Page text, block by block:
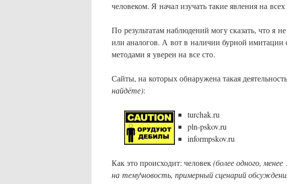
человеком. Я начал изучать такие явления на
По результатам наблюдений могу сказать, что я
или аналогов. А вот в наличии бурной имитации
методами я уверен на все сто.
Сайты, на которых обнаружена такая деятельность
найдёте):
turchak.ru
pln-pskov.ru
informpskov.ru
Как это происходит: человек(более одного, менее
на тему\новость, примерный сценарий